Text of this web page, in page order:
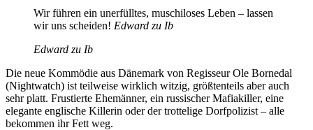
Wir führen ein unerfülltes, muschiloses Leben – lassen
wir uns scheiden! Edward zu Ib
Edward zu Ib
Die neue Kommödie aus Dänemark von Regisseur Ole Bornedal
(Nightwatch) ist teilweise wirklich witzig, größtenteils aber auch
sehr platt. Frustierte Ehemänner, ein russischer Mafiakiller, eine
elegante englische Killerin oder der trottelige Dorfpolizist – alle
bekommen ihr Fett weg.